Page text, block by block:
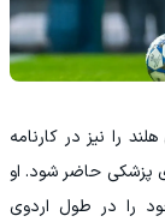
بازی در تیم ملی زیر ۱۹ سال هلند را نیز در کارنامه
تست‌های پزشکی حاضر شود. او
را در طول اردوی